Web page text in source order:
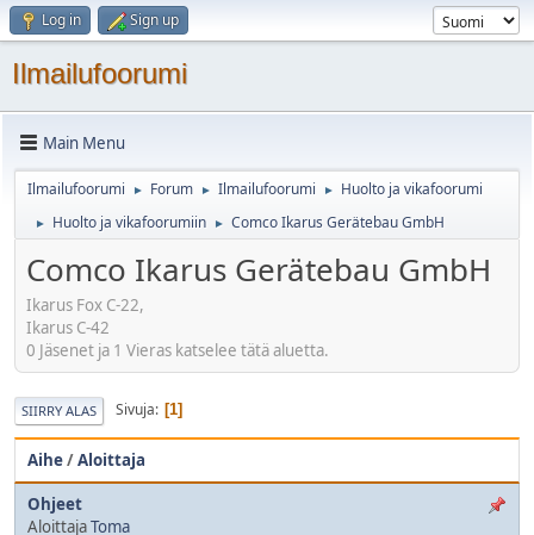
Log in Sign up
Ilmailufoorumi
Main Menu
Ilmailufoorumi ► Forum ► Ilmailufoorumi ► Huolto ja vikafoorumi
► Huolto ja vikafoorumiin ► Comco Ikarus Gerätebau GmbH
Comco Ikarus Gerätebau GmbH
Ikarus Fox C-22,
Ikarus C-42
0 Jäsenet ja 1 Vieras katselee tätä aluetta.
SIIRRY ALAS Sivuja 1
Aihe/Aloittaja
Ohjeet
AloittajaToma